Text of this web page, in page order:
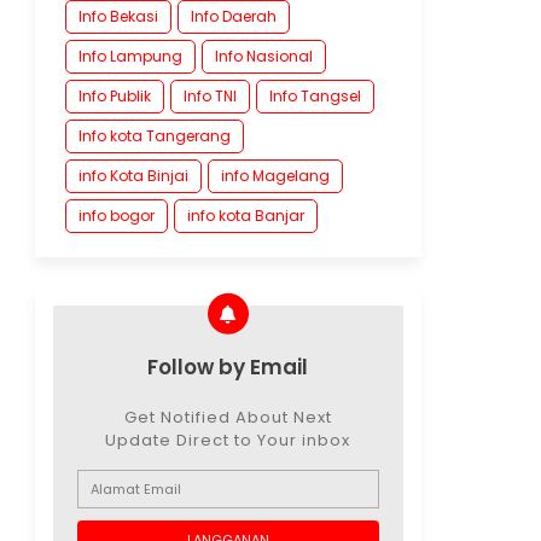
Info Bekasi
Info Daerah
Info Lampung
Info Nasional
Info Publik
Info TNI
Info Tangsel
Info kota Tangerang
info Kota Binjai
info Magelang
info bogor
info kota Banjar
Follow by Email
Get Notified About Next
Update Direct to Your inbox